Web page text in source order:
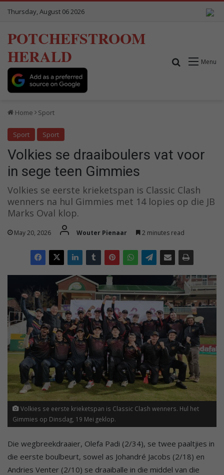
Thursday, August 06 2026
POTCHEFSTROOM
HERALD
Menu
Search for
Home Sport
Sport Sport
Volkies se draaiboulers vat voor
in sege teen Gimmies
Volkies se eerste krieketspan is Classic Clash
wenners na hul Gimmies met 14 lopies op die JB
Marks Oval klop.
May 20, 2026 Wouter Pienaar 2 minutes read
Volkies se eerste krieketspan is Classic Clash wenners. Hul het
Gimmies op Dinsdag, 19 Mei geklop.
Die wegbreekdraaier, Olefa Padi (2/34), se twee paaltjies in
die eerste boulbeurt, sowel as Johandré Jacobs (2/18) en
Andries Venter (2/10) se draaiballe in die middel van die